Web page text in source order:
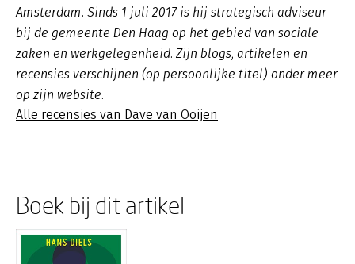
Amsterdam. Sinds 1 juli 2017 is hij strategisch adviseur
bij de gemeente Den Haag op het gebied van sociale
zaken en werkgelegenheid. Zijn blogs, artikelen en
recensies verschijnen (op persoonlijke titel) onder meer
op zijn website.
Alle recensies van Dave van Ooijen
Boek bij dit artikel